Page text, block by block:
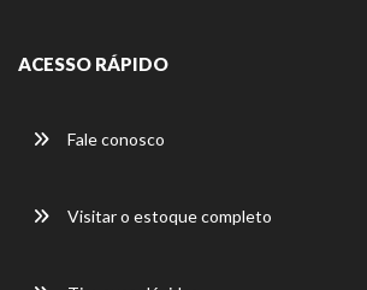
ACESSO RÁPIDO
Fale conosco
Visitar o estoque completo